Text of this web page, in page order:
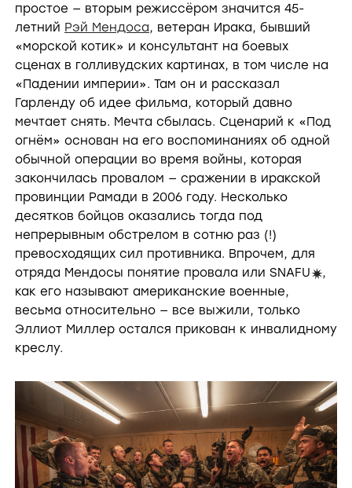
простое — вторым режиссёром значится 45-
летний Рэй Мендоса, ветеран Ирака, бывший
«морской котик» и консультант на боевых
сценах в голливудских картинах, в том числе на
«Падении империи». Там он и рассказал
Гарленду об идее фильма, который давно
мечтает снять. Мечта сбылась. Сценарий к «Под
огнём» основан на его воспоминаниях об одной
обычной операции во время войны, которая
закончилась провалом — сражении в иракской
провинции Рамади в 2006 году. Несколько
десятков бойцов оказались тогда под
непрерывным обстрелом в сотню раз (!)
превосходящих сил противника. Впрочем, для
отряда Мендосы понятие провала или SNAFUi
,
как его называют американские военные,
весьма относительно — все выжили, только
Эллиот Миллер остался прикован к инвалидному
креслу.